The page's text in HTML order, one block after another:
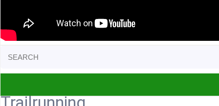
for: